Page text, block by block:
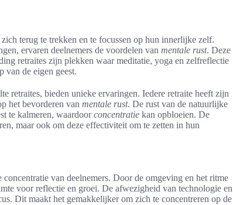
terug te trekken en te focussen op hun innerlijke zelf.
ervaren deelnemers de voordelen van mentale rust. Deze
retraites zijn plekken waar meditatie, yoga en zelfreflectie
van de eigen geest.
retraites, bieden unieke ervaringen. Iedere retraite heeft zijn
het bevorderen van mentale rust. De rust van de natuurlijke
te kalmeren, waardoorconcentratie kan opbloeien. De
maar ook om deze effectiviteit om te zetten in hun
van deelnemers. Door de omgeving en het ritme
voor reflectie en groei. De afwezigheid van technologie en
Dit maakt het gemakkelijker om zich te concentreren op de